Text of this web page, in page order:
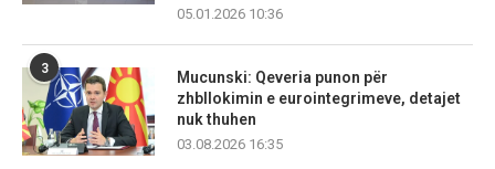
05.01.2026 10:36
3
Mucunski: Qeveria punon për
zhbllokimin e eurointegrimeve, detajet
nuk thuhen
03.08.2026 16:35